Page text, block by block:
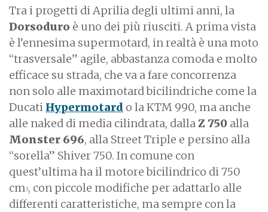
Tra i progetti di Aprilia degli ultimi anni, la
Dorsoduro è uno dei più riusciti. A prima vista
è l’ennesima supermotard, in realtà è una moto
“trasversale” agile, abbastanza comoda e molto
efficace su strada, che va a fare concorrenza
non solo alle maximotard bicilindriche come la
Ducati Hypermotard o la KTM 990, ma anche
alle naked di media cilindrata, dallaZ 750 alla
Monster 696, alla Street Triple e persino alla
“sorella” Shiver 750. In comune con
quest’ultima ha il motore bicilindrico di 750
cm3, con piccole modifiche per adattarlo alle
differenti caratteristiche, ma sempre con la